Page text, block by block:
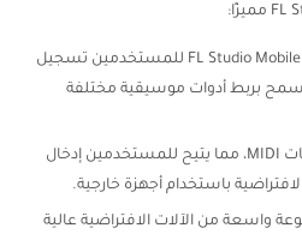
تسجيل متعدد المسارات: يتيح FL Studio Mobile للمستخدمين تسجيل
بربط أدوات موسيقية مختلفة
دعم MIDI: يدعم التطبيق تحكمات MIDI، مما يتيح للمستخدمين إدخال
باستخدام أجهزة خارجية.
واسعة من الآلات الافتراضية عالية